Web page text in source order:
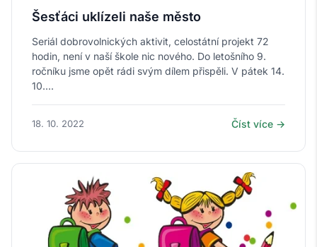
Šesťáci uklízeli naše město
Seriál dobrovolnických aktivit, celostátní projekt 72
hodin, není v naší škole nic nového. Do letošního 9.
ročníku jsme opět rádi svým dílem přispěli. V pátek 14.
10....
18. 10. 2022 Číst více →